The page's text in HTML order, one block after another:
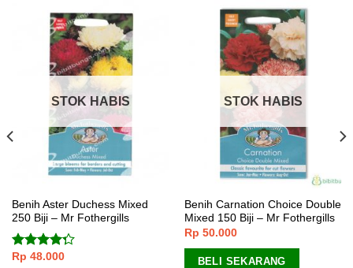
STOK HABIS
Benih Aster Duchess Mixed
250 Biji – Mr Fothergills
Dinilai
Rp 48.000
STOK HABIS
Benih Carnation Choice Double
Mixed 150 Biji – Mr Fothergills
Rp 50.000
BELI SEKARANG